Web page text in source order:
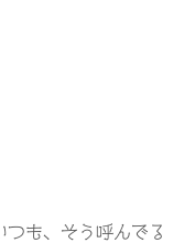
も、そう呼んでる